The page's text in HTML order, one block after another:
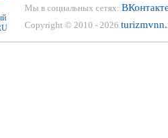
Мы в социальных сетях:
Copyright © 2010 - 2026